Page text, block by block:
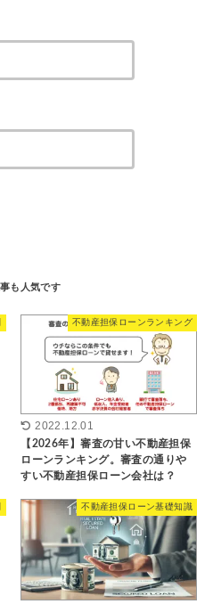
不動産担保ローンランキング
2022.12.01
【2026年】審査の甘い不動産担保
ローンランキング。審査の通りや
すい不動産担保ローン会社は？
不動産担保ローン基礎知識